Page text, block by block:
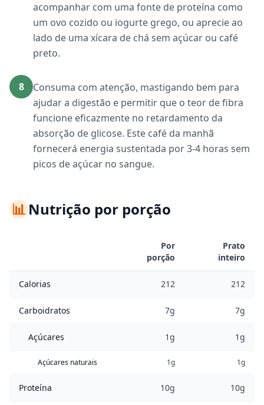
acompanhar com uma fonte de proteína como
um ovo cozido ou iogurte grego, ou aprecie ao
lado de uma xícara de chá sem açúcar ou café
preto.
8
Consuma com atenção, mastigando bem para
ajudar a digestão e permitir que o teor de fibra
funcione eficazmente no retardamento da
absorção de glicose. Este café da manhã
fornecerá energia sustentada por 3-4 horas sem
picos de açúcar no sangue.
📊Nutrição por porção
Por
porção
Prato
inteiro
Calorias 212 212
Carboidratos 7g 7g
Açúcares 1g 1g
Açúcares naturais 1g 1g
Proteína 10g 10g